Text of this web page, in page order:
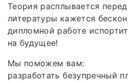
Теория расплывается
литературы кажется
дипломной работе
на будущее!
Мы поможем вам:
разработать безупречный